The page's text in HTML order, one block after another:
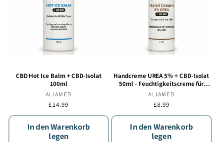
CBD Hot Ice Balm + CBD-Isolat
100ml
ALIAMED
Normaler
£14.99
In den Warenkorb
legen
Handcreme UREA 5% + CBD-Isolat
50ml - Feuchtigkeitscreme für
trockene Hände
ALIAMED
Normaler
£8.99
In den Warenkorb
legen